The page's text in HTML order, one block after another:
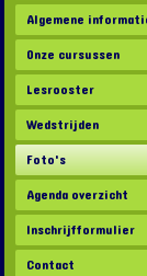
Algemene
Onze cursussen
Lesrooster
Wedstrijden
Foto's
Agenda overzicht
Inschrijfformulier
Contact